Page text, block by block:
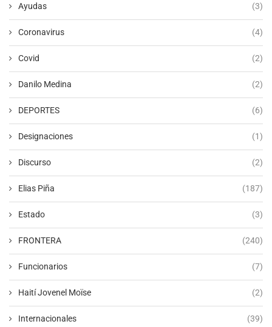
Ayudas (3)
Coronavirus (4)
Covid (2)
Danilo Medina (2)
DEPORTES (6)
Designaciones (1)
Discurso (2)
Elias Piña (187)
Estado (3)
FRONTERA (240)
Funcionarios (7)
Haití Jovenel Moïse (2)
Internacionales (39)